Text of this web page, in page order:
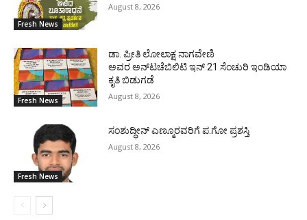
Fresh News
August 8, 2026
Fresh News
ಡಾ. ಪ್ರೀತಿ ಲೋಲಾಕ್ಷ ನಾಗವೇಣಿ
ಅವರ ಅನ್‌ಟಚೆಬಿಲಿಟಿ ಇನ್ 21 ಸೆಂಚುರಿ ಇಂಡಿಯಾ
ಕೃತಿ ಬಿಡುಗಡೆ
August 8, 2026
Fresh News
ಸಂಶುದ್ಧೀನ್ ಎಣ್ಮೂರವರಿಗೆ ಪ.ಗೋ ಪ್ರಶಸ್ತಿ
August 8, 2026